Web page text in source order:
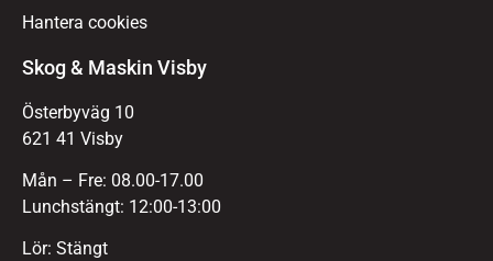
Hantera cookies
Skog & Maskin Visby
Österbyväg 10
621 41 Visby
Mån – Fre: 08.00-17.00
Lunchstängt: 12:00-13:00
Lör: Stängt